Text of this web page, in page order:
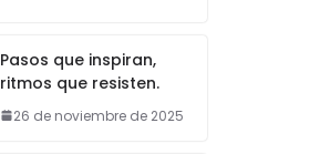
Pasos que inspiran,
ritmos que resisten.
26 de noviembre de 2025